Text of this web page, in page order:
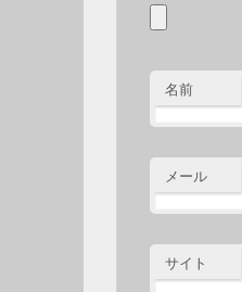
名前
メール
サイト